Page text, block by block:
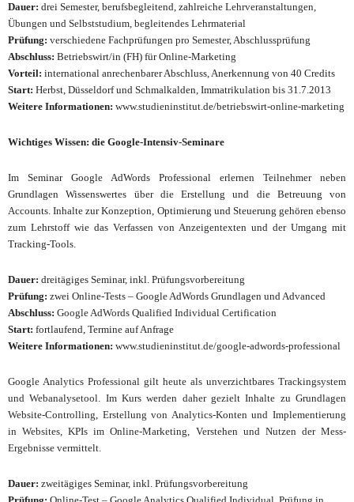
Dauer: drei Semester, berufsbegleitend, zahlreiche Lehrveranstaltungen,
Übungen und Selbststudium, begleitendes Lehrmaterial
Prüfung: verschiedene Fachprüfungen pro Semester, Abschlussprüfung
Abschluss: Betriebswirt/in (FH) für Online-Marketing
Vorteil: international anrechenbarer Abschluss, Anerkennung von 40 Credits
Start: Herbst, Düsseldorf und Schmalkalden, Immatrikulation bis 31.7.2013
Weitere Informationen: www.studieninstitut.de/betriebswirt-online-marketing
Wichtiges Wissen: die Google-Intensiv-Seminare
Im Seminar Google AdWords Professional erlernen Teilnehmer neben
Grundlagen Wissenswertes über die Erstellung und die Betreuung von
Accounts. Inhalte zur Konzeption, Optimierung und Steuerung gehören ebenso
zum Lehrstoff wie das Verfassen von Anzeigentexten und der Umgang mit
Tracking-Tools.
Dauer: dreitägiges Seminar, inkl. Prüfungsvorbereitung
Prüfung: zwei Online-Tests – Google AdWords Grundlagen und Advanced
Abschluss: Google AdWords Qualified Individual Certification
Start: fortlaufend, Termine auf Anfrage
Weitere Informationen: www.studieninstitut.de/google-adwords-professional
Google Analytics Professional gilt heute als unverzichtbares Trackingsystem
und Webanalysetool. Im Kurs werden daher gezielt Inhalte zu Grundlagen
Website-Controlling, Erstellung von Analytics-Konten und Implementierung
in Websites, KPIs im Online-Marketing, Verstehen und Nutzen der Mess-
Ergebnisse vermittelt.
Dauer: zweitägiges Seminar, inkl. Prüfungsvorbereitung